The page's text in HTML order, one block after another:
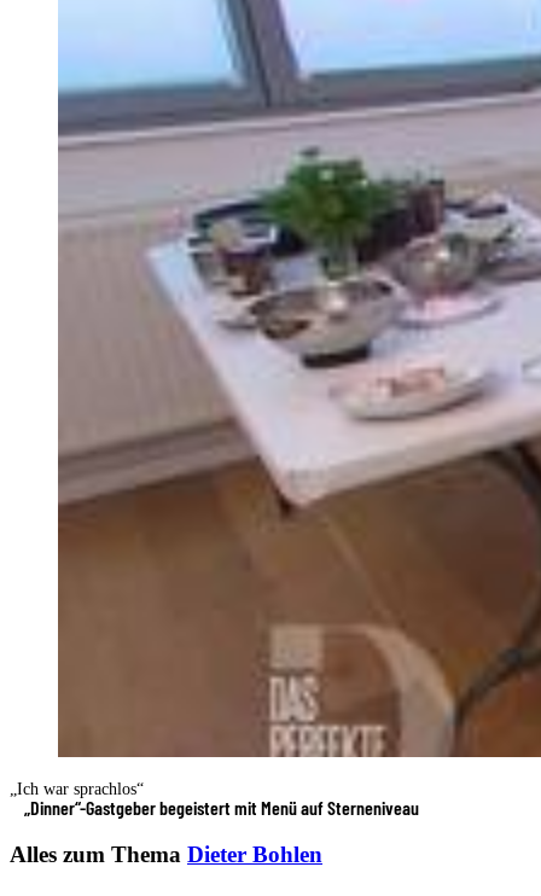
„Ich war sprachlos“
„Dinner“-Gastgeber begeistert mit Menü auf Sterneniveau
Alles zum Thema Dieter Bohlen